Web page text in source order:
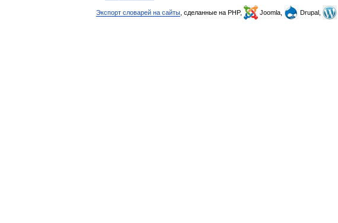
Экспорт словарей на сайты , сделанные на PHP, Joomla, Drupal,